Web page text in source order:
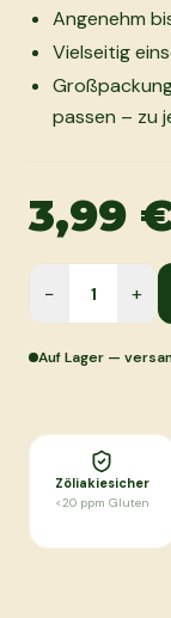
Angenehm
Vielseitig
passen – zu
3,99
− +
Auf Lager —
Zöliakiesicher
<20 ppm Gluten